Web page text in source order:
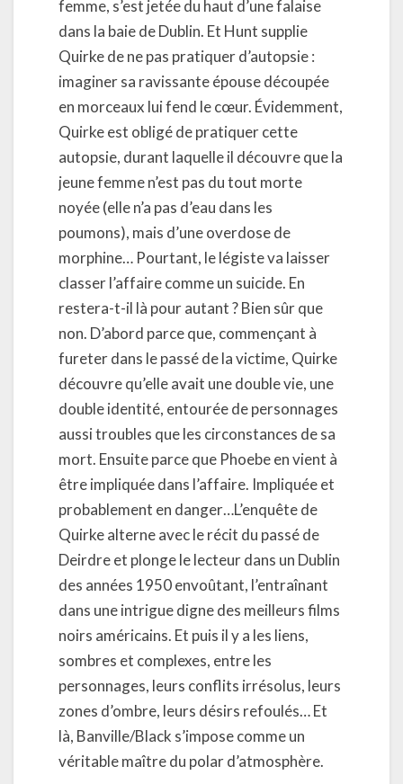
femme, s’est jetée du haut d’une falaise
dans la baie de Dublin. Et Hunt supplie
Quirke de ne pas pratiquer d’autopsie :
imaginer sa ravissante épouse découpée
en morceaux lui fend le cœur. Évidemment,
Quirke est obligé de pratiquer cette
autopsie, durant laquelle il découvre que la
jeune femme n’est pas du tout morte
noyée (elle n’a pas d’eau dans les
poumons), mais d’une overdose de
morphine… Pourtant, le légiste va laisser
classer l’affaire comme un suicide. En
restera-t-il là pour autant ? Bien sûr que
non. D’abord parce que, commençant à
fureter dans le passé de la victime, Quirke
découvre qu’elle avait une double vie, une
double identité, entourée de personnages
aussi troubles que les circonstances de sa
mort. Ensuite parce que Phoebe en vient à
être impliquée dans l’affaire. Impliquée et
probablement en danger…L’enquête de
Quirke alterne avec le récit du passé de
Deirdre et plonge le lecteur dans un Dublin
des années 1950 envoûtant, l’entraînant
dans une intrigue digne des meilleurs films
noirs américains. Et puis il y a les liens,
sombres et complexes, entre les
personnages, leurs conflits irrésolus, leurs
zones d’ombre, leurs désirs refoulés… Et
là, Banville/Black s’impose comme un
véritable maître du polar d’atmosphère.